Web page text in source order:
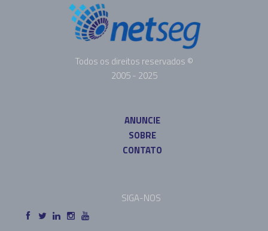
Todos os direitos reservados ©
2005 - 2025
ANUNCIE
SOBRE
CONTATO
SIGA-NOS